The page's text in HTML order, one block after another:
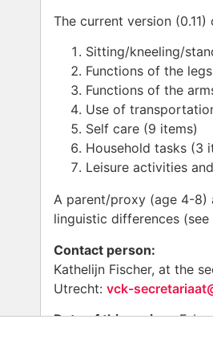
The current version
Sitting/kneeling/
Functions of the
Functions of the
Use of
Self care (9 items)
Household tasks (3
Leisure activities
A parent/proxy (age 4-8)
linguistic differences
Contact person:
Kathelijn Fischer, at the
Utrecht: vck-
Date of this review: